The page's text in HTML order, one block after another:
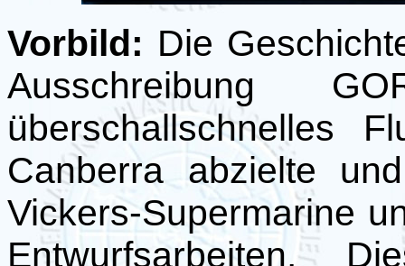
Vorbild: Die
Ausschreibung
überschallschnelles
Canberra abzielte
Vickers-Supermarine
Entwurfsarbeiten.